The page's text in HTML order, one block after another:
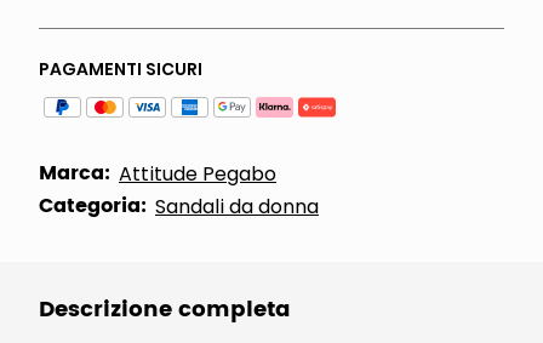
PAGAMENTI SICURI
Marca: Attitude Pegabo
Categoria: Sandali da donna
Descrizione completa